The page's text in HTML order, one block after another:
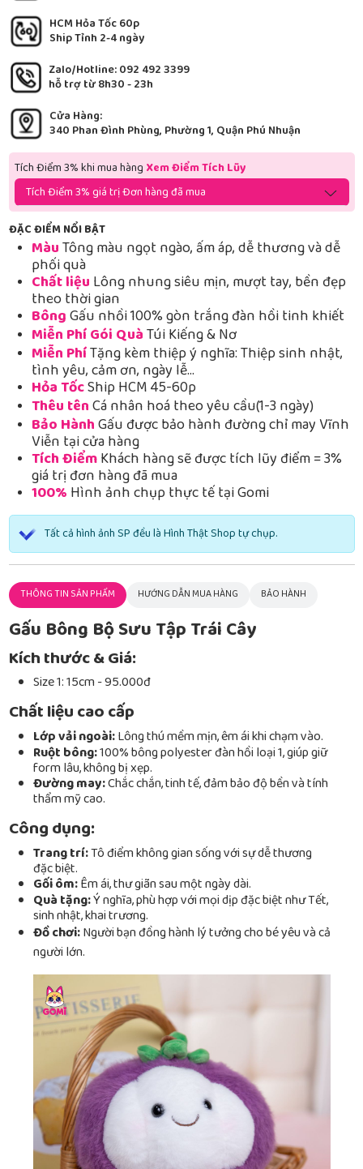
HCM Hỏa Tốc 60p
Ship Tỉnh 2-4 ngày
Zalo/Hotline: 092 492 3399
hỗ trợ từ 8h30 - 23h
Cửa Hàng:
340 Phan Đình Phùng, Phường 1, Quận Phú Nhuận
Tích Điểm 3% khi mua hàng Xem Điểm Tích Lũy
Tích Điểm 3% giá trị Đơn hàng đã mua
ĐẶC ĐIỂM NỔI BẬT
MàuTông màu ngọt ngào, ấm áp, dễ thương và dễ
phối quà
Chất liệu Lông nhung siêu mịn, mượt tay, bền đẹp
theo thời gian
BôngGấu nhồi 100% gòn trắng đàn hồi tinh khiết
Miễn Phí Gói QuàTúi Kiếng & Nơ
Miễn PhíTặng kèm thiệp ý nghĩa: Thiệp sinh nhật,
tình yêu, cảm ơn, ngày lễ…
Hỏa TốcShip HCM 45-60p
Thêu tênCá nhân hoá theo yêu cầu(1-3 ngày)
Bảo HànhGấu được bảo hành đường chỉ may Vĩnh
Viễn tại cửa hàng
Tích ĐiểmKhách hàng sẽ được tích lũy điểm = 3%
giá trị đơn hàng đã mua
100% Hình ảnh chụp thực tế tại Gomi
Tất cả hình ảnh SP đều là Hình Thật Shop tự chụp.
THÔNG TIN SẢN PHẨM HƯỚNG DẪN MUA HÀNG BẢO HÀNH
Gấu Bông Bộ Sưu Tập Trái Cây
Kích thước & Giá:
Size 1: 15cm - 95.000đ
Chất liệu cao cấp
Lớp vải ngoài:Lông thú mềm mịn, êm ái khi chạm vào.
Ruột bông:100% bông polyester đàn hồi loại 1, giúp giữ
form lâu, không bị xẹp.
Đường may:Chắc chắn, tinh tế, đảm bảo độ bền và tính
thẩm mỹ cao.
Công dụng:
Trang trí:Tô điểm không gian sống với sự dễ thương
đặc biệt.
Gối ôm:Êm ái, thư giãn sau một ngày dài.
Quà tặng:Ý nghĩa, phù hợp với mọi dịp đặc biệt như Tết,
sinh nhật, khai trương.
Đồ chơi:Người bạn đồng hành lý tưởng cho bé yêu và cả
người lớn.